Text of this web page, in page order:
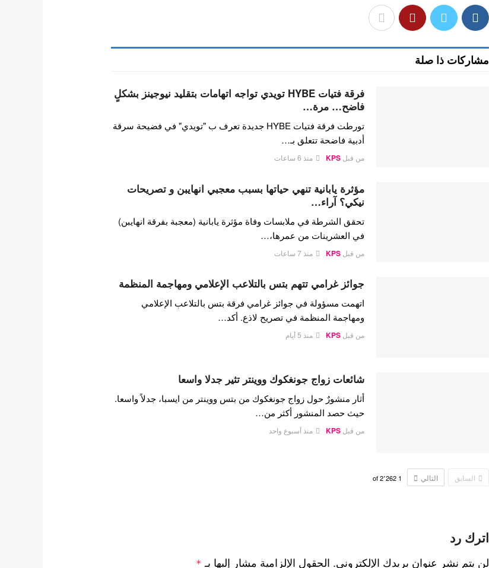
مشاركات ذا صلة
فرقة فتيات HYBE تويدي تواجه اتهامات بتقليد نيوجينز بشكلٍ
فاضح… مرة…
تورطت فرقة فتيات HYBE جديدة تعرف ب "تويدي" في فضيحة سرقة
أدبية فاضحة تتعلق بـ…
من قبلKPS منذ 6 ساعات
مؤثرة يابانية تنهي حياتها بسبب معجبي انهايبن و تصريحات
نيكي؟ آراء…
تحقق الشرطة في ملابسات وفاة مؤثرة يابانية (معجبة بفرقة انهايبن)
في العشرينات من عمرها،…
من قبلKPS منذ 7 ساعات
جوائز غرامي تتهم بتس بالتلاعب الإعلامي ومهاجمة المنظمة
اتهمت مسؤولة في جوائز غرامي فرقة بتس بالتلاعب الإعلامي
ومهاجمة المنظمة في تصريح لاذع. أكد…
من قبلKPS منذ 5 أيام
شائعات زواج جونغكوك ووينتر تثير جدلا واسعا
أثار منشورٌ حول زواج جونغكوك من بتس ووينتر من ايسبا، جدلاً واسعا.
حيث حصد المنشور أكثر من…
من قبلKPS منذ أسبوع واحد
السابق التالي 1
of2٬262
اترك رد
لن يتم نشر عنوان بريدك الإلكتروني. الحقول الإلزامية مشار إليها بـ *